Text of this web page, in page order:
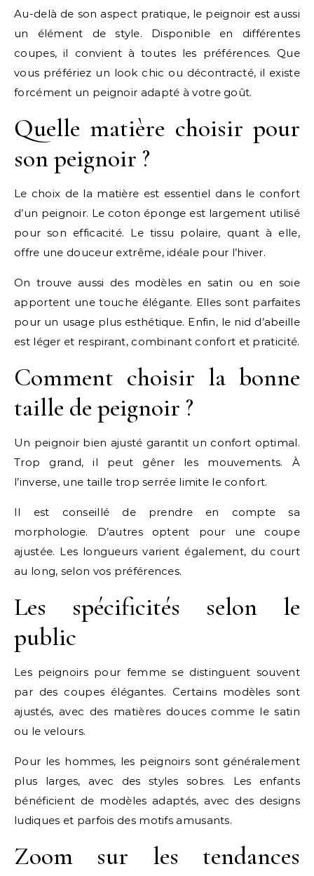
Au-delà de son aspect pratique, le peignoir est aussi
un élément de style. Disponible en différentes
coupes, il convient à toutes les préférences. Que
vous préfériez un look chic ou décontracté, il existe
forcément un peignoir adapté à votre goût.
Quelle matière choisir pour
son peignoir ?
Le choix de la matière est essentiel dans le confort
d’un peignoir. Le coton éponge est largement utilisé
pour son efficacité. Le tissu polaire, quant à elle,
offre une douceur extrême, idéale pour l’hiver.
On trouve aussi des modèles en satin ou en soie
apportent une touche élégante. Elles sont parfaites
pour un usage plus esthétique. Enfin, le nid d’abeille
est léger et respirant, combinant confort et praticité.
Comment choisir la bonne
taille de peignoir ?
Un peignoir bien ajusté garantit un confort optimal.
Trop grand, il peut gêner les mouvements. À
l’inverse, une taille trop serrée limite le confort.
Il est conseillé de prendre en compte sa
morphologie. D’autres optent pour une coupe
ajustée. Les longueurs varient également, du court
au long, selon vos préférences.
Les spécificités selon le
public
Les peignoirs pour femme se distinguent souvent
par des coupes élégantes. Certains modèles sont
ajustés, avec des matières douces comme le satin
ou le velours.
Pour les hommes, les peignoirs sont généralement
plus larges, avec des styles sobres. Les enfants
bénéficient de modèles adaptés, avec des designs
ludiques et parfois des motifs amusants.
Zoom sur les tendances